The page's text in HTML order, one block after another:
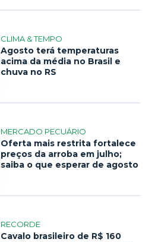
CLIMA & TEMPO
Agosto terá temperaturas
acima da média no Brasil e
chuva no RS
MERCADO PECUÁRIO
Oferta mais restrita fortalece
preços da arroba em julho;
saiba o que esperar de agosto
RECORDE
Cavalo brasileiro de R$ 160